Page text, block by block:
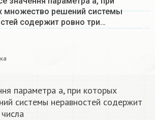
множество решений системы
содержит ровно три…
параметра а, при которых
системы неравностей содержит